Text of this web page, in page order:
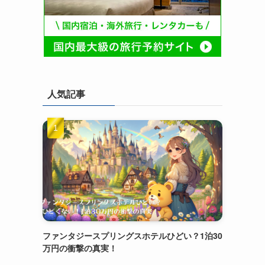
人気記事
ファンタジースプリングスホテルひどい？1泊30
万円の衝撃の真実！